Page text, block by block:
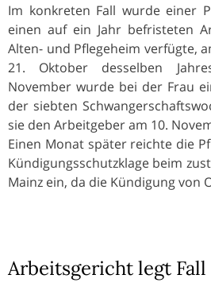
Im konkreten Fall wurde einer
einen auf ein Jahr befristeten
Alten- und Pflegeheim verfügte,
21. Oktober desselben
November wurde bei der Frau
der siebten
sie den Arbeitgeber am 10.
Einen Monat später reichte die
Kündigungsschutzklage beim
Mainz ein, da die Kündigung von
Arbeitsgericht legt Fall